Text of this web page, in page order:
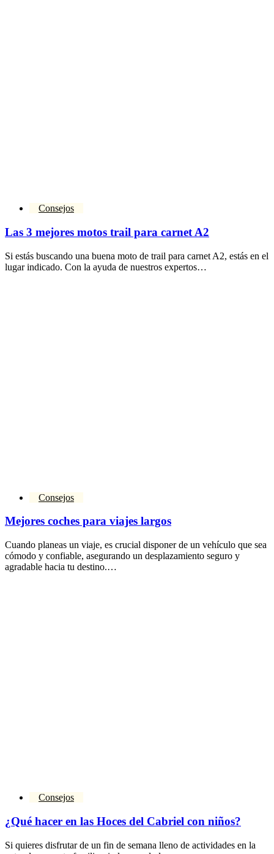
Consejos
Las 3 mejores motos trail para carnet A2
Si estás buscando una buena moto de trail para carnet A2, estás en el
lugar indicado. Con la ayuda de nuestros expertos…
Consejos
Mejores coches para viajes largos
Cuando planeas un viaje, es crucial disponer de un vehículo que sea
cómodo y confiable, asegurando un desplazamiento seguro y
agradable hacia tu destino.…
Consejos
¿Qué hacer en las Hoces del Cabriel con niños?
Si quieres disfrutar de un fin de semana lleno de actividades en la